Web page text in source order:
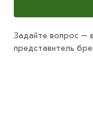
Задайте вопрос –
представитель